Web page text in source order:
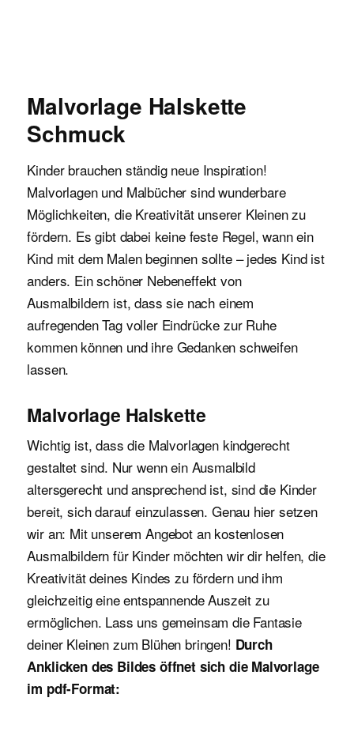
Malvorlage Halskette
Schmuck
Kinder brauchen ständig neue Inspiration!
Malvorlagen und Malbücher sind wunderbare
Möglichkeiten, die Kreativität unserer Kleinen zu
fördern. Es gibt dabei keine feste Regel, wann ein
Kind mit dem Malen beginnen sollte – jedes Kind ist
anders. Ein schöner Nebeneffekt von
Ausmalbildern ist, dass sie nach einem
aufregenden Tag voller Eindrücke zur Ruhe
kommen können und ihre Gedanken schweifen
lassen.
Malvorlage Halskette
Wichtig ist, dass die Malvorlagen kindgerecht
gestaltet sind. Nur wenn ein Ausmalbild
altersgerecht und ansprechend ist, sind die Kinder
bereit, sich darauf einzulassen. Genau hier setzen
wir an: Mit unserem Angebot an kostenlosen
Ausmalbildern für Kinder möchten wir dir helfen, die
Kreativität deines Kindes zu fördern und ihm
gleichzeitig eine entspannende Auszeit zu
ermöglichen. Lass uns gemeinsam die Fantasie
deiner Kleinen zum Blühen bringen! Durch
Anklicken des Bildes öffnet sich die Malvorlage
im pdf-Format: